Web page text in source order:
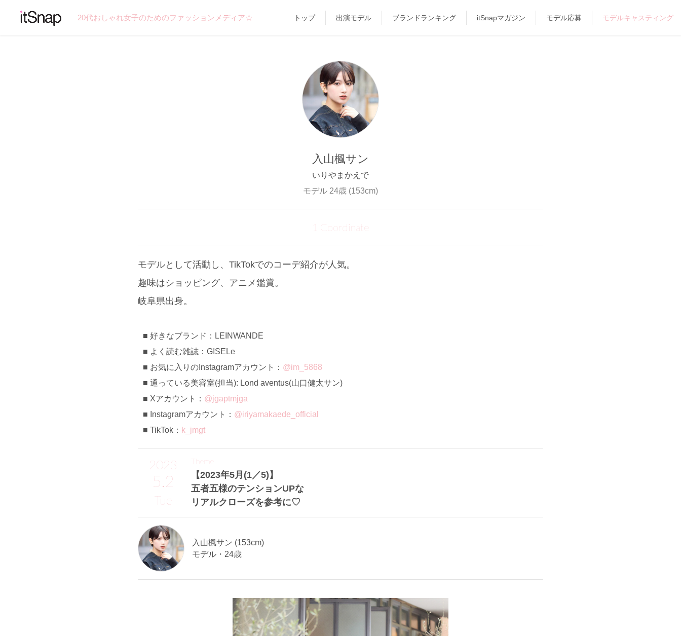
20代おしゃれ女子のためのファッションメディア☆ トップ 出演モデル ブランドランキング itSnapマガジン モデル応募 モデルキャスティング
入山楓サン
いりやまかえで
モデル 24歳 (153cm)
1 Coordinate
モデルとして活動し、TikTokでのコーデ紹介が人気。
趣味はショッピング、アニメ鑑賞。
岐阜県出身。
好きなブランド：LEINWANDE
よく読む雑誌：GISELe
お気に入りのInstagramアカウント： @im_5868
通っている美容室(担当): Lond aventus(山口健太サン)
Xアカウント： @jgaptmjga
Instagramアカウント： @iriyamakaede_official
TikTok： k_jmgt
2023
5.2
Tue
【2023年5月(1／5)】
五者五様のテンションUPな
リアルクローズを参考に♡
Theme
入山楓サン (153cm)
モデル・24歳